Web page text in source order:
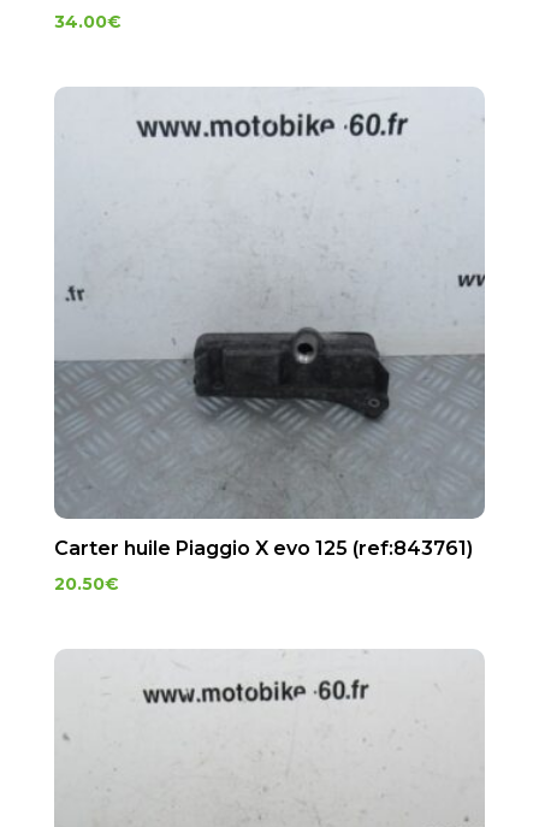
34.00€
Carter huile Piaggio X evo 125 (ref:843761)
20.50€